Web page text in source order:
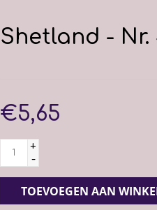
Shetland -
€5,65
+
-
TOEVOEGEN AAN